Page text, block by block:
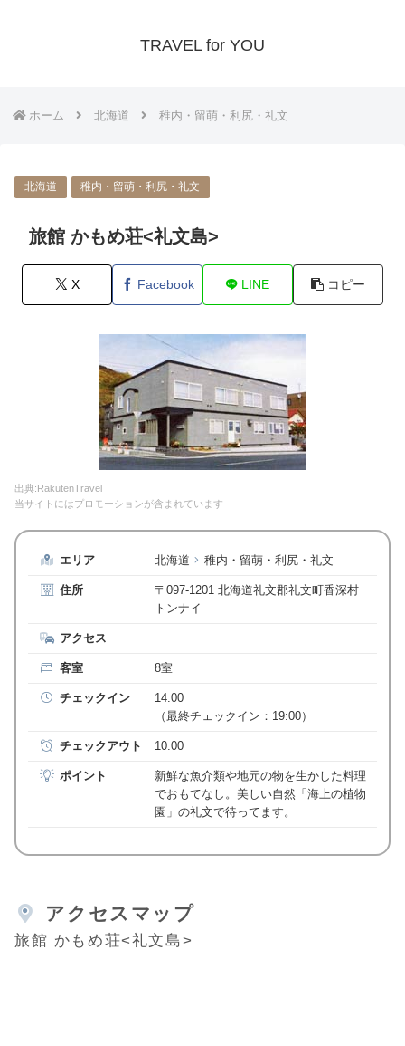
TRAVEL for YOU
ホーム 北海道 稚内・留萌・利尻・礼文
北海道 稚内・留萌・利尻・礼文
旅館 かもめ荘<礼文島>
X Facebook LINE コピー
出典:RakutenTravel
当サイトにはプロモーションが含まれています
エリア 北海道 稚内・留萌・利尻・礼文
住所
〒097-1201 北海道礼文郡礼文町香深村
トンナイ
アクセス
客室 8室
チェックイン
14:00
（最終チェックイン：19:00）
チェックアウト 10:00
ポイント
新鮮な魚介類や地元の物を生かした料理
でおもてなし。美しい自然「海上の植物
園」の礼文で待ってます。
アクセスマップ
旅館 かもめ荘<礼文島>